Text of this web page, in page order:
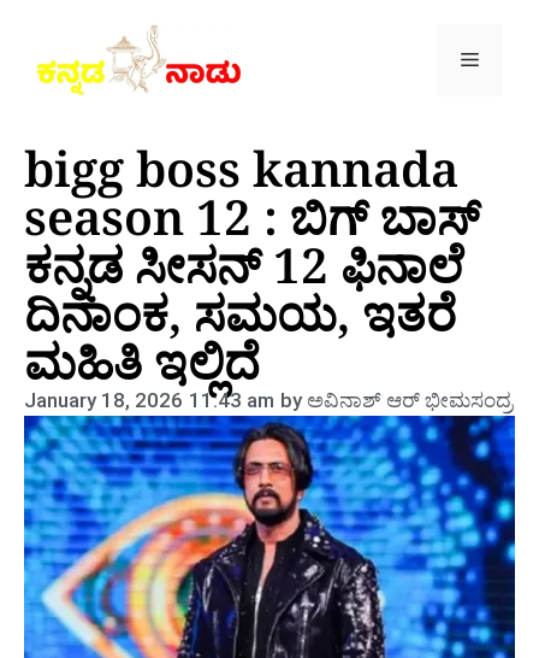
bigg boss kannada
season 12 : ಬಿಗ್ ಬಾಸ್
ಕನ್ನಡ ಸೀಸನ್ 12 ಫಿನಾಲೆ
ದಿನಾಂಕ, ಸಮಯ, ಇತರೆ
ಮಹಿತಿ ಇಲ್ಲಿದೆ
January 18, 2026 11:43 am byಅವಿನಾಶ್‌ ಆರ್‌ ಭೀಮಸಂದ್ರ